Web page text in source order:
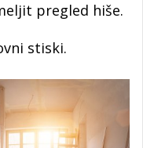
pregled hiše.
stiski.